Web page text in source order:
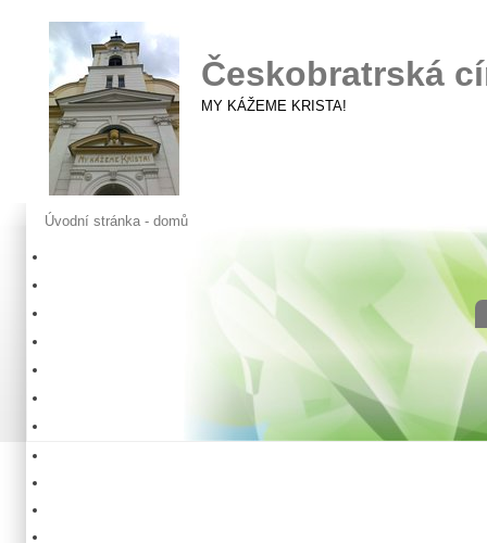
Českobratrská
MY KÁŽEME KRISTA!
Úvodní stránka - domů